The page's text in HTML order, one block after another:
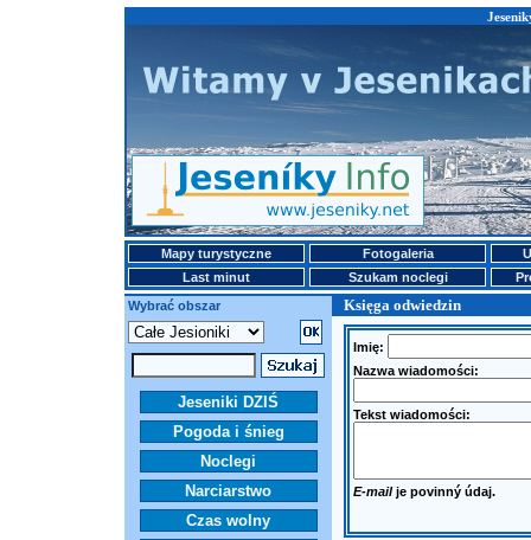
Mapy turystyczne Fotogaleria
Last minut
Szukam noclegi
Wybrać obszar
Księga odwiedzin
Jeseniki DZIŚ
Pogoda i śnieg
Noclegi
Narciarstwo
Czas wolny
Imię:
Nazwa wiadomości:
Tekst wiadomości:
E-mailje povinný údaj.